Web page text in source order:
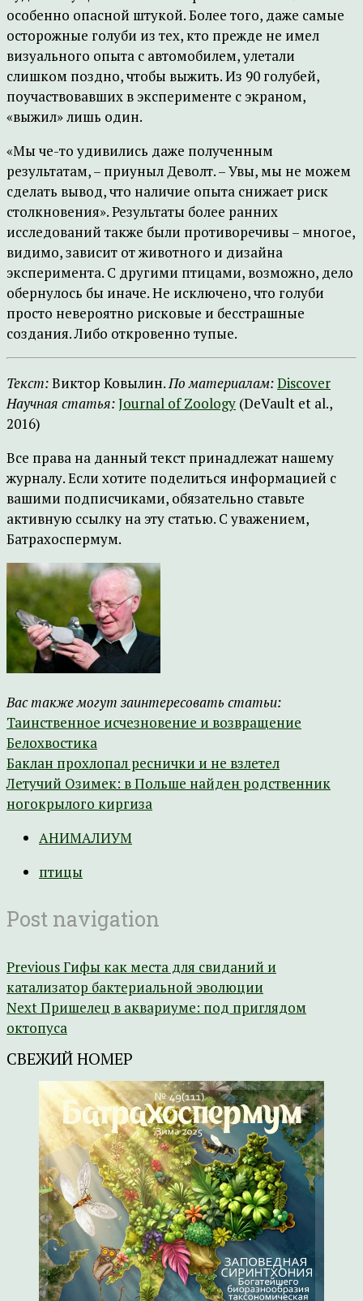
особенно опасной штукой. Более того, даже самые
осторожные голуби из тех, кто прежде не имел
визуального опыта с автомобилем, улетали
слишком поздно, чтобы выжить. Из 90 голубей,
поучаствовавших в эксперименте с экраном,
«выжил» лишь один.
«Мы че-то удивились даже полученным
результатам, – приуныл Деволт. – Увы, мы не можем
сделать вывод, что наличие опыта снижает риск
столкновения». Результаты более ранних
исследований также были противоречивы – многое,
видимо, зависит от животного и дизайна
эксперимента. С другими птицами, возможно, дело
обернулось бы иначе. Не исключено, что голуби
просто невероятно рисковые и бесстрашные
создания. Либо откровенно тупые.
Текст:Виктор Ковылин.По материалам:Discover
Научная статья:Journal of Zoology (DeVault et al.,
2016)
Все права на данный текст принадлежат нашему
журналу. Если хотите поделиться информацией с
вашими подписчиками, обязательно ставьте
активную ссылку на эту статью. С уважением,
Батрахоспермум.
Вас также могут заинтересовать статьи:
Таинственное исчезновение и возвращение
Белохвостика
Баклан прохлопал реснички и не взлетел
Летучий Озимек: в Польше найден родственник
ногокрылого киргиза
АНИМАЛИУМ
птицы
Post navigation
PreviousГифы как места для свиданий и
катализатор бактериальной эволюции
NextПришелец в аквариуме: под приглядом
октопуса
СВЕЖИЙ НОМЕР